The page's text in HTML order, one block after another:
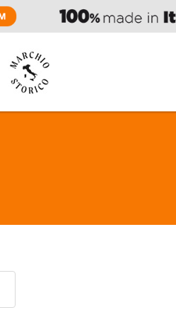
SIFONI SPAZIO PER
LA CUCINA